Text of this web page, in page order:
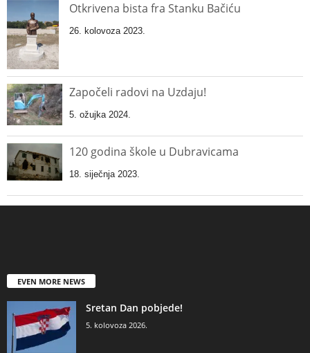
Otkrivena bista fra Stanku Bačiću
26. kolovoza 2023.
Započeli radovi na Uzdaju!
5. ožujka 2024.
120 godina škole u Dubravicama
18. siječnja 2023.
EVEN MORE NEWS
Sretan Dan pobjede!
5. kolovoza 2026.